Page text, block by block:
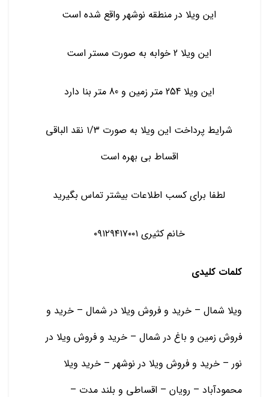
این ویلا در منطقه نوشهر واقع شده است
این ویلا 2 خوابه به صورت مستر است
این ویلا 254 متر زمین و 80 متر بنا دارد
شرایط پرداخت این ویلا به صورت ۱/۳ نقد الباقی
اقساط بی بهره است
لطفا برای کسب اطلاعات بیشتر تماس بگیرید
خانم کثیری ۰۹۱۲۹۴۱۷۰۰۱
کلمات کلیدی
ویلا شمال – خرید و فروش ویلا در شمال – خرید و
فروش زمین و باغ در شمال – خرید و فروش ویلا در
نور – خرید و فروش ویلا در نوشهر – خرید ویلا
محمودآباد – رویان – اقساطی و بلند مدت –